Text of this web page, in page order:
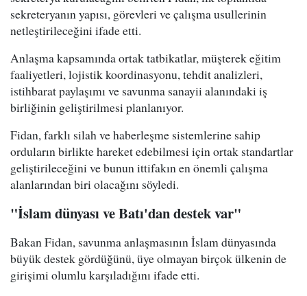
sekreteryanın yapısı, görevleri ve çalışma usullerinin
netleştirileceğini ifade etti.
Anlaşma kapsamında ortak tatbikatlar, müşterek eğitim
faaliyetleri, lojistik koordinasyonu, tehdit analizleri,
istihbarat paylaşımı ve savunma sanayii alanındaki iş
birliğinin geliştirilmesi planlanıyor.
Fidan, farklı silah ve haberleşme sistemlerine sahip
orduların birlikte hareket edebilmesi için ortak standartlar
geliştirileceğini ve bunun ittifakın en önemli çalışma
alanlarından biri olacağını söyledi.
"İslam dünyası ve Batı'dan destek var"
Bakan Fidan, savunma anlaşmasının İslam dünyasında
büyük destek gördüğünü, üye olmayan birçok ülkenin de
girişimi olumlu karşıladığını ifade etti.